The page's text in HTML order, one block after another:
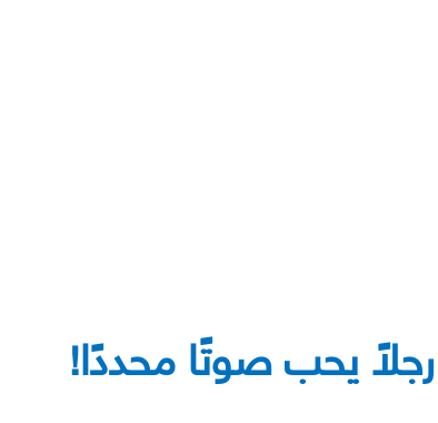
يحب صوتًا محددًا!